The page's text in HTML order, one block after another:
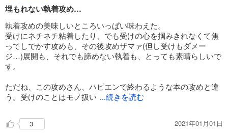
埋もれない執着攻め…
執着攻めの美味しいところいっぱい味わえた。
受けにネチネチ粘着したり、でも受けの心を掴みきれなくて焦
ってしでかす攻めも、その後攻めザマァ(但し受けもダメー
ジ…)展開も、それでも諦めない執着も、とっても素晴らしいで
す。
ただね、この攻めさん、ハピエンで終わるような本の攻めと違
う。受けのことはモノ扱い ...続きを読む
3 2021年01月01日